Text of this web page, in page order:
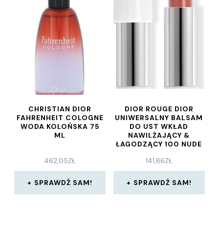
CHRISTIAN DIOR
FAHRENHEIT COLOGNE
WODA KOLOŃSKA 75
ML
462,05ZŁ
SPRAWDŹ SAM!
DIOR ROUGE DIOR
UNIWERSALNY BALSAM
DO UST WKŁAD
NAWILŻAJĄCY &
ŁAGODZĄCY 100 NUDE
141,86ZŁ
SPRAWDŹ SAM!